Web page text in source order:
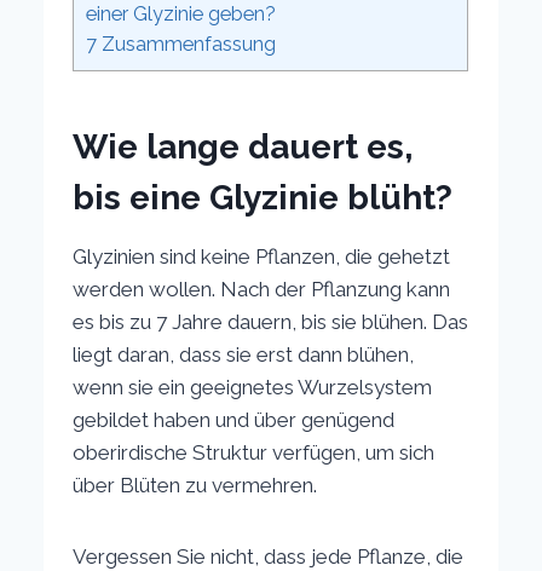
einer Glyzinie geben?
7 Zusammenfassung
Wie lange dauert es,
bis eine Glyzinie blüht?
Glyzinien sind keine Pflanzen, die gehetzt
werden wollen. Nach der Pflanzung kann
es bis zu 7 Jahre dauern, bis sie blühen. Das
liegt daran, dass sie erst dann blühen,
wenn sie ein geeignetes Wurzelsystem
gebildet haben und über genügend
oberirdische Struktur verfügen, um sich
über Blüten zu vermehren.
Vergessen Sie nicht, dass jede Pflanze, die